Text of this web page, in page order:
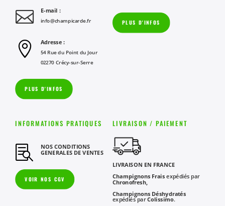
 E-mail :
info@champicarde.fr
 Adresse :
54 Rue du Point du Jour
02270 Crécy-sur-Serre
PLUS D'INFOS
PLUS D'INFOS
INFORMATIONS PRATIQUES
 NOS CONDITIONS
GENERALES DE VENTES
VOIR NOS CGV
LIVRAISON / PAIEMENT
LIVRAISON EN FRANCE
Champignons Fraisexpédiés par
Chronofresh,
Champignons Déshydratés
expédiés parColissimo.